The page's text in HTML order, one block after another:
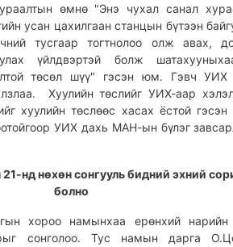
өмнө "Энэ чухал санал
усан цахилгаан станцын бүтээн
тусгаар тогтнолоо олж авах,
үйлдвэртэй болж
төсөл шүү" гэсэн юм. Гэвч УИХ
Хуулийн төслийг УИХ-аар
хуулийн төслөөс хасах ёстой гэсэн
УИХ дахь МАН-ын бүлэг
нд нөхөн сонгууль бидний эхний
болно
хороо намынхаа ерөнхий нарийн
сонголоо. Тус намын дарга